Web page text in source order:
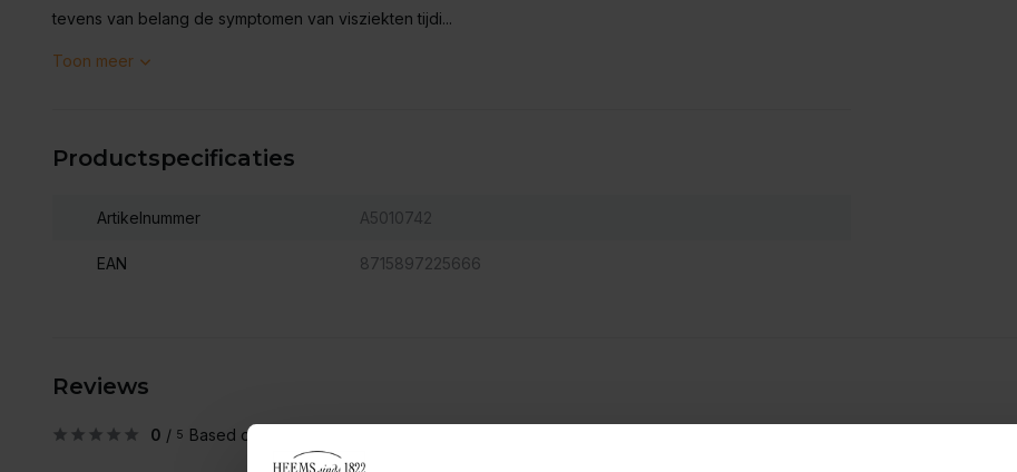
tevens van belang de symptomen van visziekten tijdi...
Toon meer
Productspecificaties
Artikelnummer A5010742
EAN 8715897225666
Reviews
0 / 5 Based on 0 reviews